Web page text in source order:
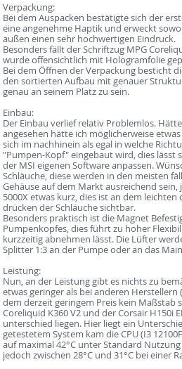
Verpackung:
Bei dem Auspacken bestätigte sich der
eine angenehme Haptik und erweckt
außen einen sehr hochwertigen Eindruck.
Besonders fällt der Schriftzug MPG
wurde offensichtlich mit Hologramfolie
Bei dem Öffnen der Verpackung besticht
den sortierten Aufbau mit genauer
genau an seinem Platz zu sein.
Einbau:
Der Einbau verlief relativ Problemlos.
angesehen hätte ich möglicherweise
sich im nachhinein als egal in welche
"Pumpen-Kopf" eingebaut wird, dies lässt
der MSI eigenen Software anpassen.
Schläuche, diese werden in den meisten
Gehäuse auf dem Markt ausreichend sein,
5000X etwas kurz, dies ist an dem
drücken der Schläuche sichtbar.
Besonders praktisch ist die Magnet
Pumpenkopfes, dies führt zu hoher
kurzzeitig abnehmen lässt. Die Lüfter
Splitter 1:3 an der Pumpe oder an das
Leistung:
Nun, an der Leistung gibt es nichts zu
etwas geringer als bei anderen Herstellern
dem derzeit geringem Preis kein Maßstab
Coreliquid K360 V2 und der Corsair H150i
unterschied liegen. Hier liegt ein
getestetem System kam die CPU (I3
auf maximal 42°C unter Standard
jedoch zwischen 28°C und 31°C bei einer